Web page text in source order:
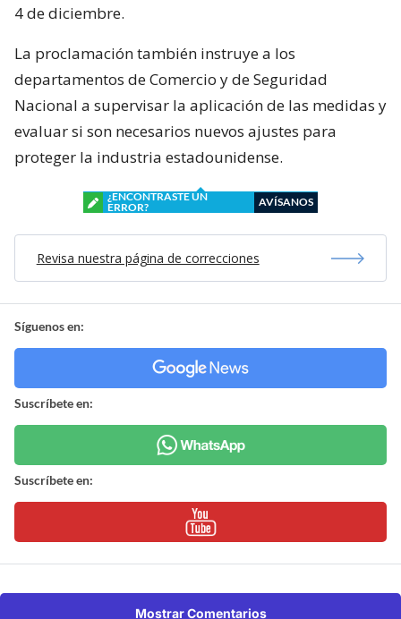
4 de diciembre.
La proclamación también instruye a los
departamentos de Comercio y de Seguridad
Nacional a supervisar la aplicación de las medidas y
evaluar si son necesarios nuevos ajustes para
proteger la industria estadounidense.
¿ENCONTRASTE UN
ERROR?
AVÍSANOS
Revisa nuestra página de correcciones
Síguenos en:
Suscríbete en:
Suscríbete en:
Mostrar Comentarios